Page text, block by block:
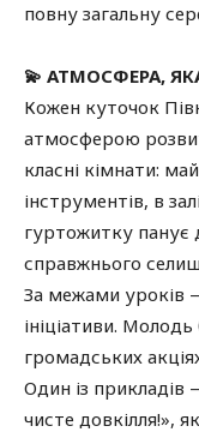
повну загальну
💫 АТМОСФЕРА,
Кожен куточок
атмосферою
класні кімнати:
інструментів, в
гуртожитку панує
справжнього
За межами уроків
ініціативи.
громадських
Один із прикладів
чисте довкілля!»,